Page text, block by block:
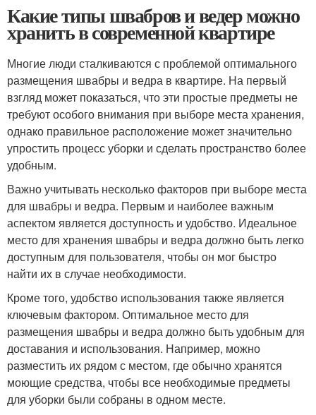
Какие типы швабров и ведер можно
хранить в современной квартире
Многие люди сталкиваются с проблемой оптимального
размещения швабры и ведра в квартире. На первый
взгляд может показаться, что эти простые предметы не
требуют особого внимания при выборе места хранения,
однако правильное расположение может значительно
упростить процесс уборки и сделать пространство более
удобным.
Важно учитывать несколько факторов при выборе места
для швабры и ведра. Первым и наиболее важным
аспектом является доступность и удобство. Идеальное
место для хранения швабры и ведра должно быть легко
доступным для пользователя, чтобы он мог быстро
найти их в случае необходимости.
Кроме того, удобство использования также является
ключевым фактором. Оптимальное место для
размещения швабры и ведра должно быть удобным для
доставания и использования. Например, можно
разместить их рядом с местом, где обычно хранятся
моющие средства, чтобы все необходимые предметы
для уборки были собраны в одном месте.